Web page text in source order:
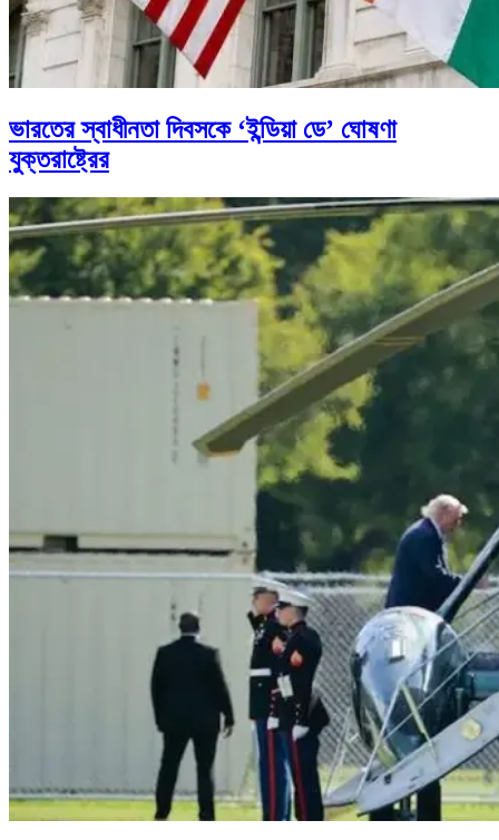
ভারতের স্বাধীনতা দিবসকে ‘ইন্ডিয়া ডে’ ঘোষণা
যুক্তরাষ্ট্রের